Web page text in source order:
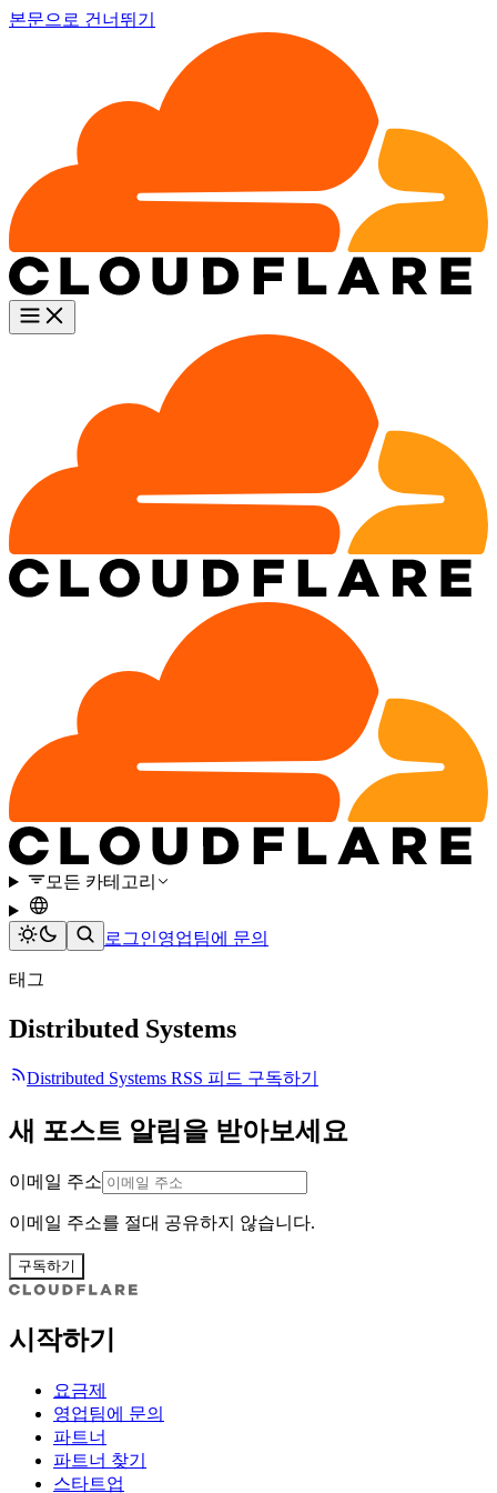
본문으로 건너뛰기
모든 카테고리
로그인영업팀에 문의
태그
Distributed Systems
Distributed Systems RSS 피드 구독하기
새 포스트 알림을 받아보세요
이메일 주소
이메일 주소를 절대 공유하지 않습니다.
구독하기
시작하기
요금제
영업팀에 문의
파트너
파트너 찾기
스타트업